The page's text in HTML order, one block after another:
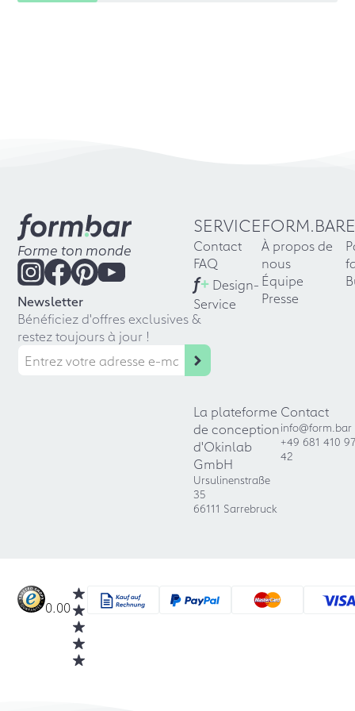
Forme ton monde
Newsletter
Bénéficiez d'offres exclusives &
restez toujours à jour !
SERVICE
Contact
FAQ
f+ Design-
Service
FORM.BAR
À propos de
nous
Équipe
Presse
La plateforme
de conception
d'Okinlab
GmbH
Ursulinenstraße
35
66111 Sarrebruck
Contact
info@form.bar
+49 681 410
42
0.00